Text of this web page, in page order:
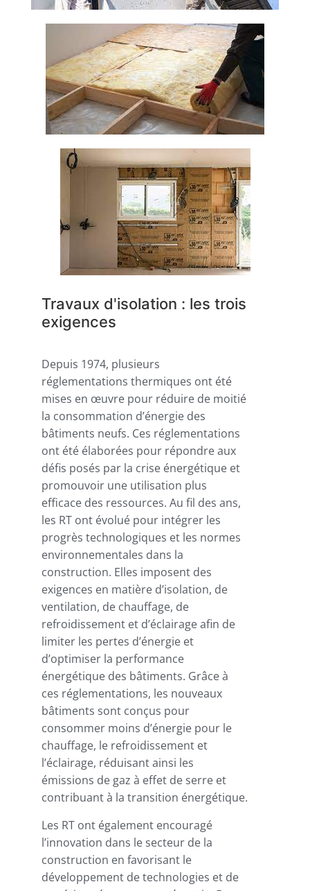
Travaux d'isolation : les trois
exigences
Depuis 1974, plusieurs
réglementations thermiques ont été
mises en œuvre pour réduire de moitié
la consommation d’énergie des
bâtiments neufs. Ces réglementations
ont été élaborées pour répondre aux
défis posés par la crise énergétique et
promouvoir une utilisation plus
efficace des ressources. Au fil des ans,
les RT ont évolué pour intégrer les
progrès technologiques et les normes
environnementales dans la
construction. Elles imposent des
exigences en matière d’isolation, de
ventilation, de chauffage, de
refroidissement et d’éclairage afin de
limiter les pertes d’énergie et
d’optimiser la performance
énergétique des bâtiments. Grâce à
ces réglementations, les nouveaux
bâtiments sont conçus pour
consommer moins d’énergie pour le
chauffage, le refroidissement et
l’éclairage, réduisant ainsi les
émissions de gaz à effet de serre et
contribuant à la transition énergétique.
Les RT ont également encouragé
l’innovation dans le secteur de la
construction en favorisant le
développement de technologies et de